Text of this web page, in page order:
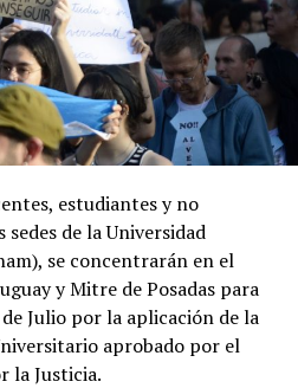
estudiantes y no
de la Universidad
se concentrarán en el
y Mitre de Posadas para
Julio por la aplicación de la
aprobado por el
la Justicia.